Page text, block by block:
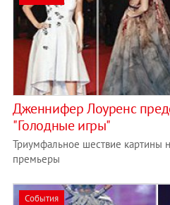
Дженнифер Лоуренс
"Голодные игры"
Триумфальное шествие картины
премьеры
События